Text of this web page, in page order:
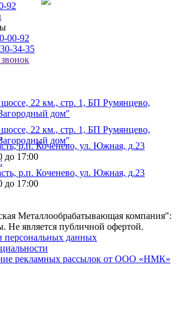
92
00-92
34-35
звонок
22 км., стр. 1, БП Румянцево,
дом"
р.п. Коченево, ул. Южная, д.23
до 17:00
22 км., стр. 1, БП Румянцево,
дом"
р.п. Коченево, ул. Южная, д.23
до 17:00
Металлообрабатывающая компания":
Не является публичной офертой.
персональных данных
рекламных рассылок от ООО «НМК»